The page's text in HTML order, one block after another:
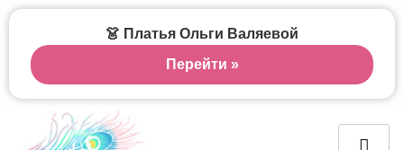
👗 Платья Ольги Валяевой
Перейти »